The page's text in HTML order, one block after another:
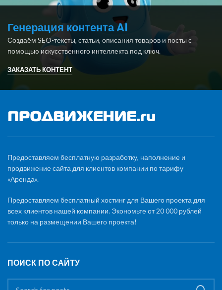
Генерация контента AI
Создаём SEO-тексты, статьи, описания товаров и посты с
помощью искусственного интеллекта под ключ.
ЗАКАЗАТЬ КОНТЕНТ
Предоставляем бесплатную разработку, наполнение и
продвижение сайта для клиентов компании по тарифу
«Аренда».
Предоставляем бесплатный хостинг для Вашего проекта для
всех клиентов нашей компании. Экономьте от 20 000 рублей
только на размещении Вашего проекта!
ПОИСК ПО САЙТУ